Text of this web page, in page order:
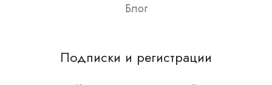
Блог
Подписки и регистрации